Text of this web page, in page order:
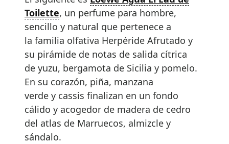
Toilette, un perfume para hombre,
sencillo y natural que pertenece a
la familia olfativa Herpéride Afrutado y
su pirámide de notas de salida cítrica
de yuzu, bergamota de Sicilia y pomelo.
En su corazón, piña, manzana
verde y cassis finalizan en un fondo
cálido y acogedor de madera de cedro
del atlas de Marruecos, almizcle y
sándalo.